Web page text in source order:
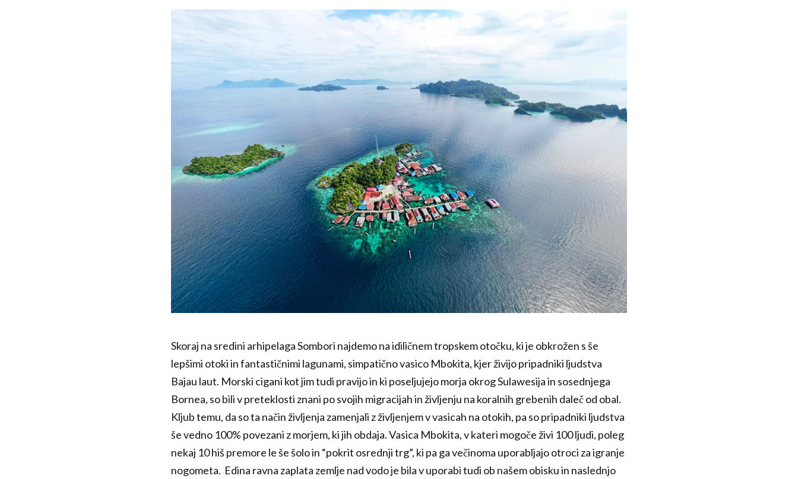
Skoraj na sredini arhipelaga Sombori najdemo na idiličnem tropskem otočku, ki je obkrožen s še
lepšimi otoki in fantastičnimi lagunami, simpatično vasico Mbokita, kjer živijo pripadniki ljudstva
Bajau laut. Morski cigani kot jim tudi pravijo in ki poseljujejo morja okrog Sulawesija in sosednjega
Bornea, so bili v preteklosti znani po svojih migracijah in življenju na koralnih grebenih daleč od obal.
Kljub temu, da so ta način življenja zamenjali z življenjem v vasicah na otokih, pa so pripadniki ljudstva
še vedno 100% povezani z morjem, ki jih obdaja. Vasica Mbokita, v kateri mogoče živi 100 ljudi, poleg
nekaj 10 hiš premore le še šolo in “pokrit osrednji trg”, ki pa ga večinoma uporabljajo otroci za igranje
nogometa. Edina ravna zaplata zemlje nad vodo je bila v uporabi tudi ob našem obisku in naslednjo